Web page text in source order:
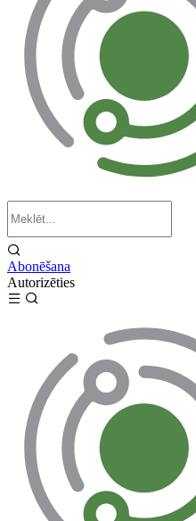
Abonēšana
Autorizēties